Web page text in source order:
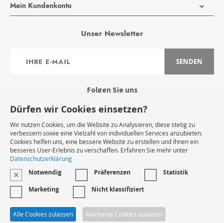
Mein Kundenkonto
Unser Newsletter
zum
SENDEN
Folgen Sie uns
Widerruf Starten
VERTRAG WIDERRUFEN
* Innerhalb Deutschlands
Dürfen wir Cookies einsetzen?
Wir nutzen Cookies, um die Website zu Analysieren, diese stetig zu
verbessern sowie eine Vielzahl von individuellen Services anzubieten.
Cookies helfen uns, eine bessere Website zu erstellen und Ihnen ein
besseres User-Erlebnis zu verschaffen. Erfahren Sie mehr unter
Datenschutzerklärung
Notwendig Präferenzen
Statistik
Marketing
Nicht klassifiziert
Alle Cookies zulassen Markierte Cookies zulassen